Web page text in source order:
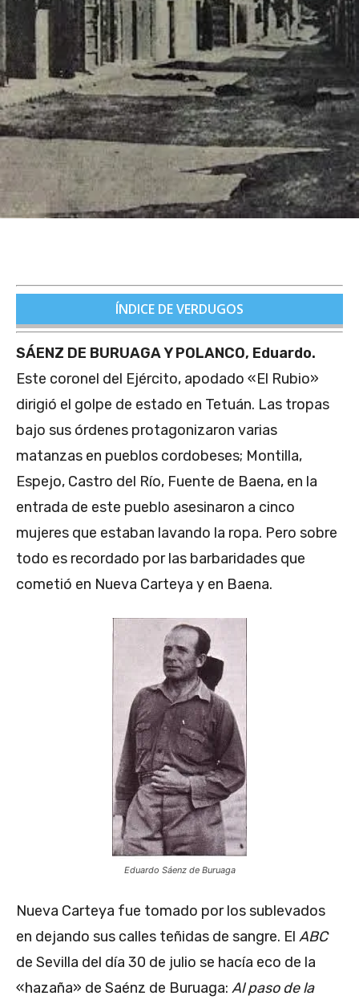
ÍNDICE DE VERDUGOS
SÁENZ DE BURUAGA Y POLANCO, Eduardo.
Este coronel del Ejército, apodado «El Rubio»
dirigió el golpe de estado en Tetuán. Las tropas
bajo sus órdenes protagonizaron varias
matanzas en pueblos cordobeses; Montilla,
Espejo, Castro del Río, Fuente de Baena, en la
entrada de este pueblo asesinaron a cinco
mujeres que estaban lavando la ropa. Pero sobre
todo es recordado por las barbaridades que
cometió en Nueva Carteya y en Baena.
Eduardo Sáenz de Buruaga
Nueva Carteya fue tomado por los sublevados
en dejando sus calles teñidas de sangre. El ABC
de Sevilla del día 30 de julio se hacía eco de la
«hazaña» de Saénz de Buruaga: Al paso de la